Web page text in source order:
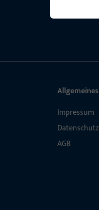
Allgemeines
Impressum
Datenschutz
AGB